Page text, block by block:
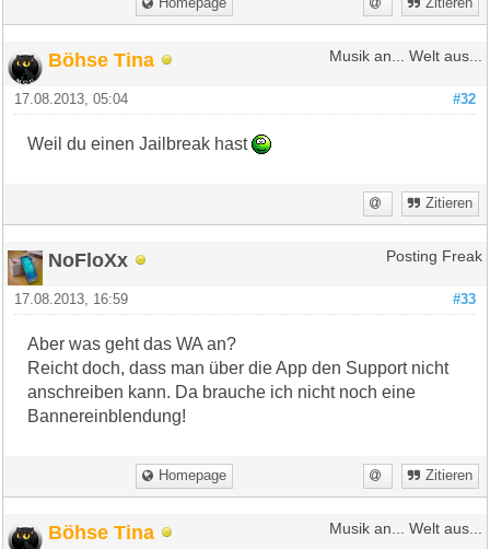
Böhse Tina Musik an... Welt aus...
#32
17.08.2013, 05:04
Weil du einen Jailbreak hast
Zitieren
NoFloXx Posting Freak
#33
17.08.2013, 16:59
Aber was geht das WA an?
Reicht doch, dass man über die App den Support nicht
anschreiben kann. Da brauche ich nicht noch eine
Bannereinblendung!
Homepage Zitieren
Böhse Tina Musik an... Welt aus...